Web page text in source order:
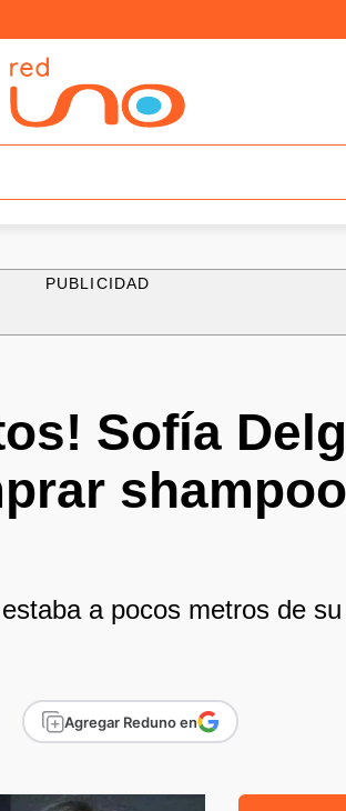
PUBLICIDAD
Sofía
a pocos metros de
Agregar Reduno en